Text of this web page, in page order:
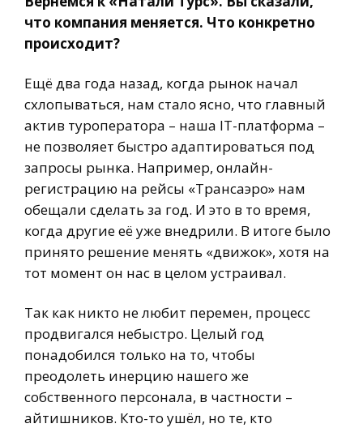
что компания меняется. Что конкретно
происходит?
Ещё два года назад, когда рынок начал
схлопываться, нам стало ясно, что главный
актив туроператора – наша IT-платформа –
не позволяет быстро адаптироваться под
запросы рынка. Например, онлайн-
регистрацию на рейсы «Трансаэро» нам
обещали сделать за год. И это в то время,
когда другие её уже внедрили. В итоге было
принято решение менять «движок», хотя на
тот момент он нас в целом устраивал.
Так как никто не любит перемен, процесс
продвигался небыстро. Целый год
понадобился только на то, чтобы
преодолеть инерцию нашего же
собственного персонала, в частности –
айтишников. Кто-то ушёл, но те, кто